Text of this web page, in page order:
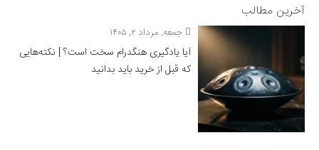
آخرین مطالب
جمعه, مرداد ۲, ۱۴۰۵
آیا یادگیری هنگدرام سخت است؟ | نکته‌هایی
که قبل از خرید باید بدانید